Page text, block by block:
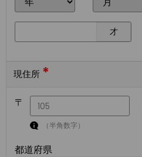
才
現住所 *
〒
（半角数字）
都道府県